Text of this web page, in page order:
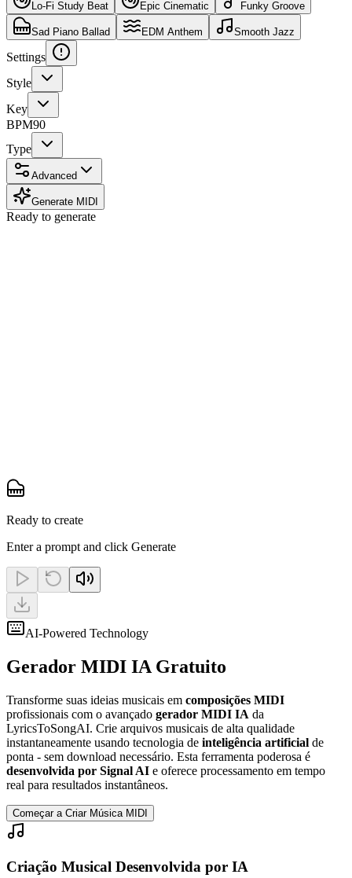
Lo-Fi Study Beat Epic Cinematic Funky Groove
Sad Piano Ballad EDM Anthem Smooth Jazz
Settings
Style
Key
BPM90
Type
Advanced
Generate MIDI
Ready to generate
Ready to create
Enter a prompt and click Generate
AI-Powered Technology
Gerador MIDI IA Gratuito
Transforme suas ideias musicais em composições MIDI
profissionais com o avançado gerador MIDI IA da
LyricsToSongAI. Crie arquivos musicais de alta qualidade
instantaneamente usando tecnologia de inteligência artificial de
ponta - sem download necessário. Esta ferramenta poderosa é
desenvolvida por Signal AI e oferece processamento em tempo
real para resultados instantâneos.
Começar a Criar Música MIDI
Criação Musical Desenvolvida por IA